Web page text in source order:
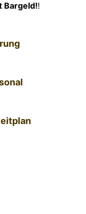
Bargeld!!